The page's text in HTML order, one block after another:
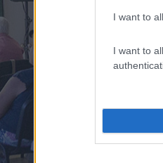
I want to
I want to